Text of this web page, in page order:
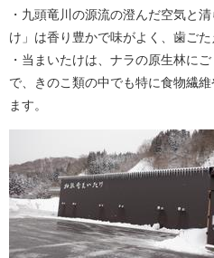
・九頭竜川の源流の澄んだ空気と
け」は香り豊かで味がよく、歯ごた
・当まいたけは、ナラの原生林に
で、きのこ類の中でも特に食物繊
ます。